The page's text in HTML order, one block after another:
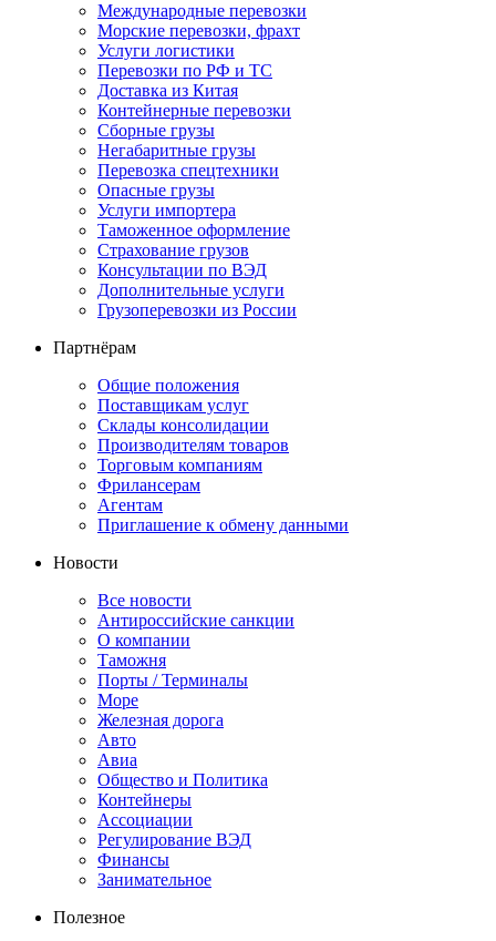
Международные перевозки
Морские перевозки, фрахт
Услуги логистики
Перевозки по РФ и ТС
Доставка из Китая
Контейнерные перевозки
Сборные грузы
Негабаритные грузы
Перевозка спецтехники
Опасные грузы
Услуги импортера
Таможенное оформление
Страхование грузов
Консультации по ВЭД
Дополнительные услуги
Грузоперевозки из России
Партнёрам
Общие положения
Поставщикам услуг
Склады консолидации
Производителям товаров
Торговым компаниям
Фрилансерам
Агентам
Приглашение к обмену данными
Новости
Все новости
Антироссийские санкции
О компании
Таможня
Порты / Терминалы
Море
Железная дорога
Авто
Авиа
Общество и Политика
Контейнеры
Ассоциации
Регулирование ВЭД
Финансы
Занимательное
Полезное